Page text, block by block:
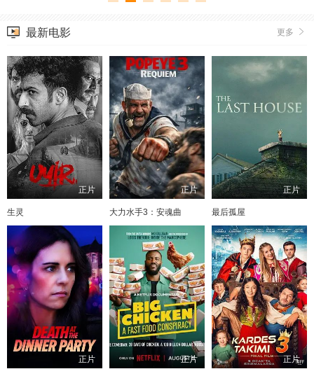
更多
最新电影
正片
生灵
正片
大力水手3：安魂曲
正片
最后孤屋
正片 正片 正片